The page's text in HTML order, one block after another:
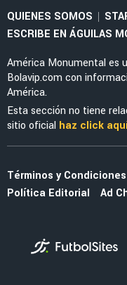
MERCADO
El enorme
Jáminton